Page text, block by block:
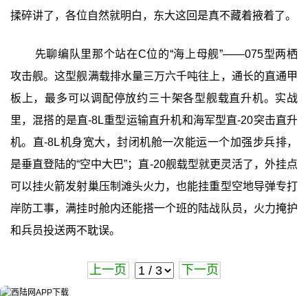
揉碎讲了，各位自然就明白，东大这回是真不藏着掖着了。
先聊编队里那个站在C位的“海上母舰”——075型两栖
攻击舰。这型舰满载排水量三万六千吨往上，通长的直通甲
板上，最多可以调配停放约三十架各型舰载直升机。实战
里，混搭的是直-8L重型运输直升机和海军型直-20突击直升
机。直-8L机身宽大，封闭机舱一次能运一个加强步兵排，
是垂直登陆的“空中大巴”；直-20舰载型就更灵活了，外挂点
可以挂火箭发射巢压制滩头火力，也能挂重型空地导弹专打
岸防工事，满挂时舱内还能搭一个班的陆战队员，火力掩护
和兵员投送两不耽误。
上一页 下一页